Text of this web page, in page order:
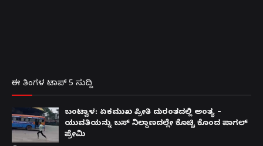
ಈ ತಿಂಗಳ ಟಾಪ್ 5 ಸುದ್ದಿ
ಬಂಟ್ವಾಳ: ಏಕಮುಖ ಪ್ರೀತಿ ದುರಂತದಲ್ಲಿ ಅಂತ್ಯ –
ಯುವತಿಯನ್ನು ಬಸ್ ನಿಲ್ದಾಣದಲ್ಲೇ ಕೊಚ್ಚಿ ಕೊಂದ ಪಾಗಲ್
ಪ್ರೇಮಿ